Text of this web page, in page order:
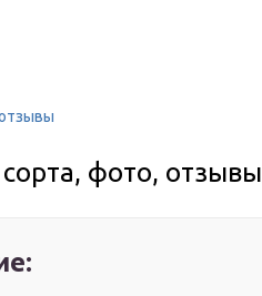
фото, отзывы